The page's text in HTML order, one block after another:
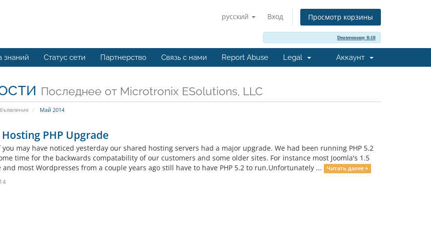
русский Вход Просмотр корзины
Deuteronomy 8:18
знаний Статус сети Партнерство Связь с нами Report Abuse Legal Аккаунт
Последнее от Microtronix ESolutions, LLC
Май 2014
PHP Upgrade
you may have noticed yesterday our shared hosting servers had a major upgrade. We had been running PHP 5.2
time for the backwards compatability of our customers and some older sites. For instance most Joomla's 1.5
most Wordpresses from a couple years ago still have to have PHP 5.2 to run.Unfortunately ...
Читать далее »